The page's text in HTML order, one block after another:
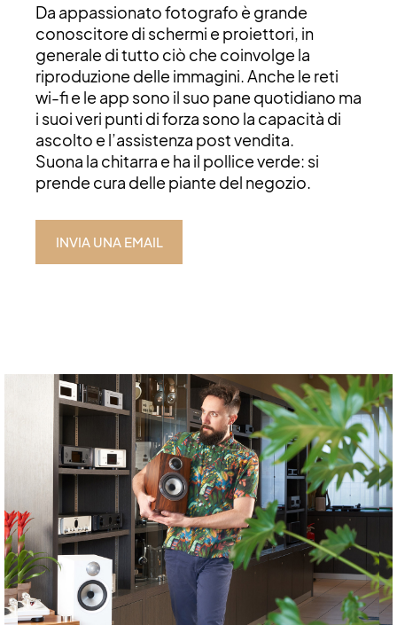
Da appassionato fotografo è grande
conoscitore di schermi e proiettori, in
generale di tutto ciò che coinvolge la
riproduzione delle immagini. Anche le reti
wi-fi e le app sono il suo pane quotidiano ma
i suoi veri punti di forza sono la capacità di
ascolto e l’assistenza post vendita.
Suona la chitarra e ha il pollice verde: si
prende cura delle piante del negozio.
INVIA UNA EMAIL